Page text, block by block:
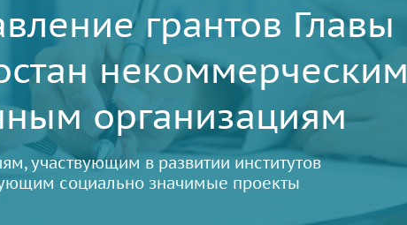
грантов Главы
некоммерческим
организациям
участвующим в развитии институтов
социально значимые проекты